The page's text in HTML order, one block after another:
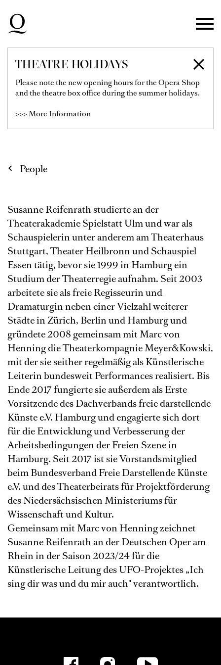
Skip to main navigation
Skip to footer
THEATRE HOLIDAYS
Please note the new opening hours for the Opera Shop
and the theatre box office during the summer holidays.
>>> More Information
SUSANNE
REIFENRATH
People
Susanne Reifenrath studierte an der
Theaterakademie Spielstatt Ulm und war als
Schauspielerin unter anderem am Theaterhaus
Stuttgart, Theater Heilbronn und Schauspiel
Essen tätig, bevor sie 1999 in Hamburg ein
Studium der Theaterregie aufnahm. Seit 2003
arbeitete sie als freie Regisseurin und
Dramaturgin neben einer Vielzahl weiterer
Städte in Zürich, Berlin und Hamburg und
gründete 2008 gemeinsam mit Marc von
Henning die Theaterkompagnie Meyer&Kowski,
mit der sie seither regelmäßig als Künstlerische
Leiterin bundesweit Performances realisiert. Bis
Ende 2017 fungierte sie außerdem als Erste
Vorsitzende des Dachverbands freie darstellende
Künste e.V. Hamburg und engagierte sich dort
für die Entwicklung und Verbesserung der
Arbeitsbedingungen der Freien Szene in
Hamburg. Seit 2017 ist sie Vorstandsmitglied
beim Bundesverband Freie Darstellende Künste
e.V. und des Theaterbeirats für Projektförderung
des Niedersächsischen Ministeriums für
Wissenschaft und Kultur.
Gemeinsam mit Marc von Henning zeichnet
Susanne Reifenrath an der Deutschen Oper am
Rhein in der Saison 2023/24 für die
Künstlerische Leitung des UFO-Projektes „Ich
sing dir was und du mir auch" verantwortlich.